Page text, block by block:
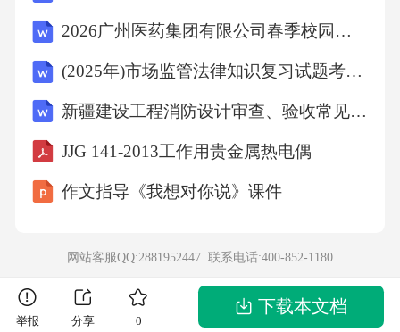
高温蒸汽、紫外线消毒等）和化学消毒（如消
度等参数。-强调消毒过程的监控与记录。4.干
燥与储存-描述餐具消毒后的干燥方法。-规定储
存器具的卫生要求与存放环境。-强调防止二次
污染的措施。四、人员培训与职责-规定对从业
查制度，确保消毒流程的执行。-规定记录的内
2026广州医药集团有限公司春季校园招聘笔试历年典型考点题库附带答案详解
(2025年)市场监管法律知识复习试题考前模拟测试题附答案
新疆建设工程消防设计审查、验收常见问题技术解析（2024年）
JJG 141-2013工作用贵金属热电偶
作文指导《我想对你说》课件
网站客服QQ:2881952447 联系电话:400-852-1180
举报 分享 0
下载本文档